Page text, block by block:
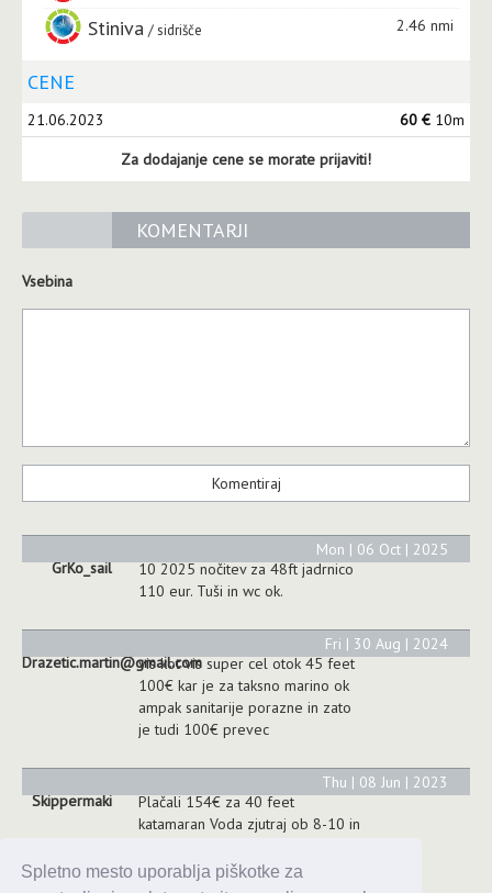
Spletno mesto uporablja piškotke za
Stiniva sidrišče 2.46 nmi
CENE
21.06.2023 60 € 10m
Za dodajanje cene se morate prijaviti!
KOMENTARJI
Vsebina
GrKo_sail
10 2025 nočitev za 48ft jadrnico
110 eur. Tuši in wc ok.
Mon | 06 Oct | 2025
Drazetic.martin@gmail.comvis kot vis super cel otok 45 feet
100€ kar je za taksno marino ok
ampak sanitarije porazne in zato
je tudi 100€ prevec
Fri | 30 Aug | 2024
Skippermaki
Plačali 154€ za 40 feet
katamaran Voda zjutraj ob 8-10 in
smeti Na vprašanje koliko bi bila
Thu | 08 Jun | 2023